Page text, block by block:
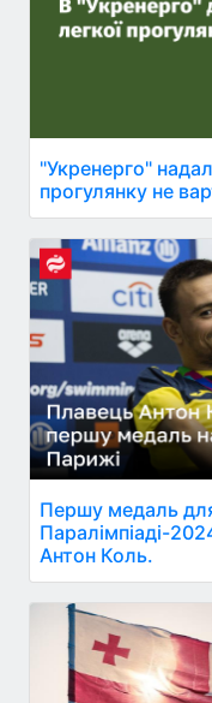
"Укренерго"
прогулянку не
Першу медаль
Паралімпіаді-
Антон Коль.